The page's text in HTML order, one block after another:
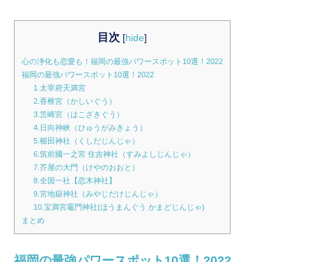
目次 [hide]
心の浄化も恋愛も！福岡の最強パワースポット10選！2022
福岡の最強パワースポット10選！2022
1.太宰府天満宮
2.香椎宮（かしいぐう）
3.筥崎宮（はこざきぐう）
4.日向神峡（ひゅうがみきょう）
5.櫛田神社（くしだじんじゃ）
6.筑前國一之宮 住吉神社（すみよしじんじゃ）
7.芥屋の大門（けやのおおと）
8.全国一社【恋木神社】
9.宮地嶽神社（みやじだけじんじゃ）
10.宝満宮竈門神社(ほうまんぐう かまどじんじゃ)
まとめ